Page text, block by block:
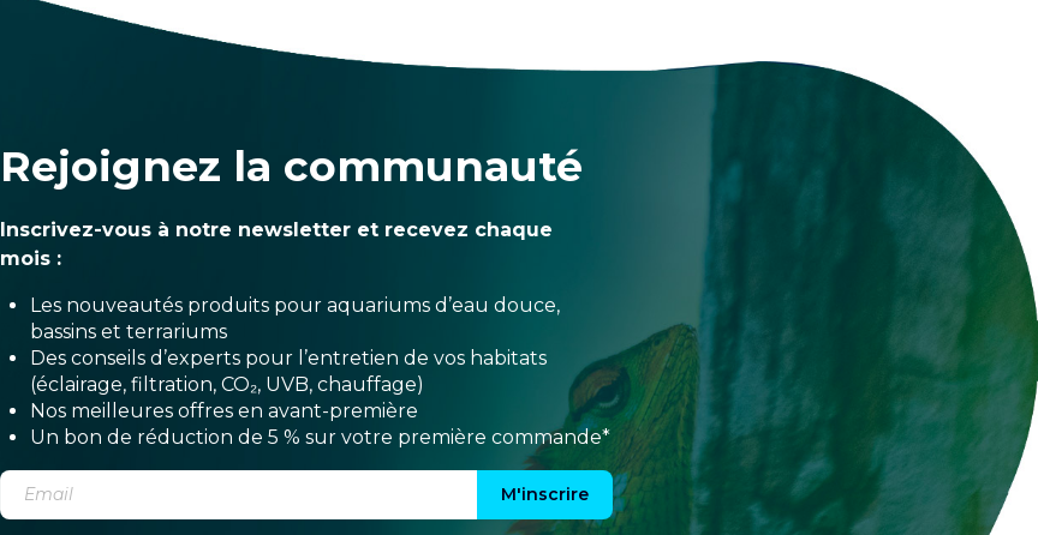
Rejoignez la communauté
Inscrivez-vous à notre newsletter et recevez chaque
mois :
Les nouveautés produits pour aquariums d’eau douce,
bassins et terrariums
Des conseils d’experts pour l’entretien de vos habitats
(éclairage, filtration, CO₂, UVB, chauffage)
Nos meilleures offres en avant-première
Un bon de réduction de 5 % sur votre première commande*
M'inscrire